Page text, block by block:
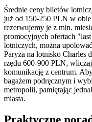
Średnie ceny biletów
już od 150-250 PLN w
rezerwujemy je z min.
promocyjnych ofertach
lotniczych, można
Paryża na lotnisko Charles
rzędu 600-900 PLN,
komunikację z centrum.
bagażem podręcznym i
metropolii, pamiętając
miasta.